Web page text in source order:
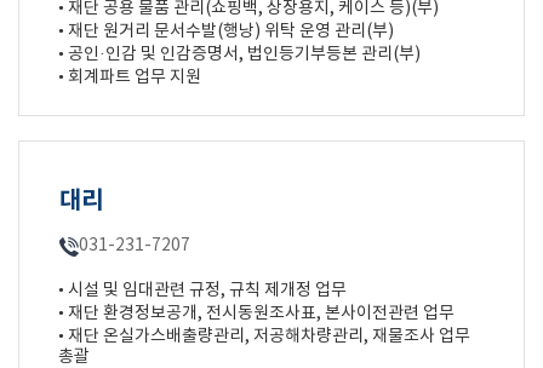
• 재단 공용 물품 관리(쇼핑백, 상장용지, 케이스 등)(부)
• 재단 원거리 문서수발(행낭) 위탁 운영 관리(부)
• 공인·인감 및 인감증명서, 법인등기부등본 관리(부)
• 회계파트 업무 지원
대리
031-231-7207
• 시설 및 임대관련 규정, 규칙 제개정 업무
• 재단 환경정보공개, 전시동원조사표, 본사이전관련 업무
• 재단 온실가스배출량관리, 저공해차량관리, 재물조사 업무
총괄